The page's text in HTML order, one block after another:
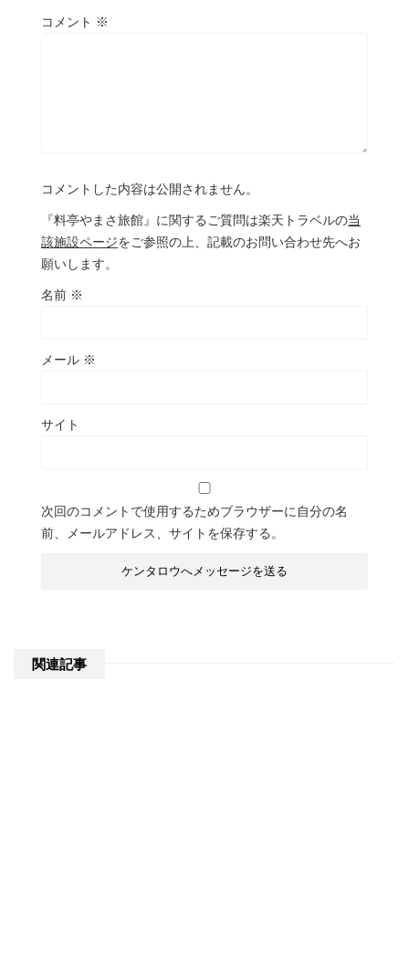
コメント ※
コメントした内容は公開されません。
『料亭やまさ旅館』に関するご質問は楽天トラベルの当
該施設ページをご参照の上、記載のお問い合わせ先へお
願いします。
名前 ※
メール ※
サイト
次回のコメントで使用するためブラウザーに自分の名
前、メールアドレス、サイトを保存する。
関連記事